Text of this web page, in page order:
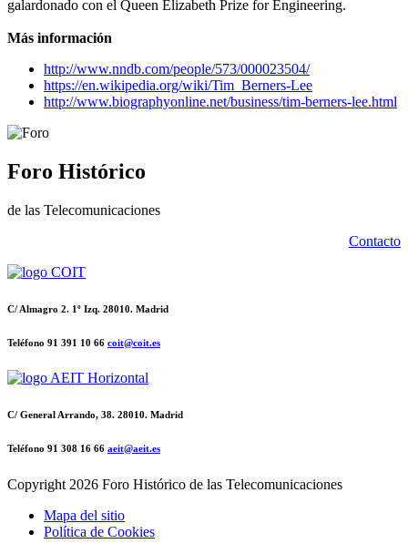
galardonado con el Queen Elizabeth Prize for Engineering.
Más información
http://www.nndb.com/people/573/000023504/
https://en.wikipedia.org/wiki/Tim_Berners-Lee
http://www.biographyonline.net/business/tim-berners-lee.html
Foro Histórico
de las Telecomunicaciones
Contacto
C/ Almagro 2. 1º Izq. 28010. Madrid
Teléfono 91 391 10 66 coit@coit.es
C/ General Arrando, 38. 28010. Madrid
Teléfono 91 308 16 66 aeit@aeit.es
Copyright 2026 Foro Histórico de las Telecomunicaciones
Mapa del sitio
Política de Cookies